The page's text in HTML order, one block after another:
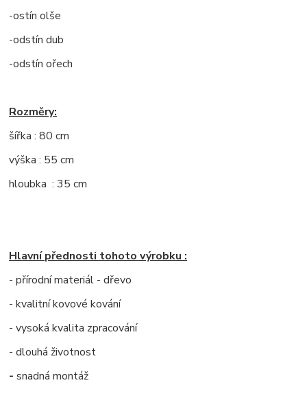
-ostín olše
-odstín dub
-odstín ořech
Rozměry:
šířka : 80 cm
výška : 55 cm
hloubka : 35 cm
Hlavní přednosti tohoto výrobku :
- přírodní materiál - dřevo
- kvalitní kovové kování
- vysoká kvalita zpracování
- dlouhá životnost
-snadná montáž